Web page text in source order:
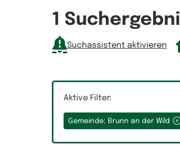
1
Suchassistent aktivieren
Aktive Filter:
Gemeinde: Brunn an der Wild